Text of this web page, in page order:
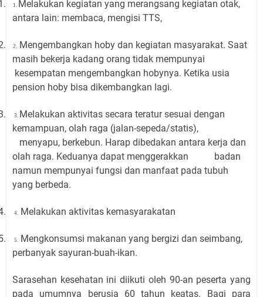
1. Melakukan kegiatan yang merangsang kegiatan otak,
antara lain: membaca, mengisi TTS,
2. Mengembangkan hoby dan kegiatan masyarakat. Saat
masih bekerja kadang orang tidak mempunyai
kesempatan mengembangkan hobynya. Ketika usia
pension hoby bisa dikembangkan lagi.
3. Melakukan aktivitas secara teratur sesuai dengan
kemampuan, olah raga (jalan-sepeda/statis),
menyapu, berkebun. Harap dibedakan antara kerja dan
olah raga. Keduanya dapat menggerakkan
badan
namun mempunyai fungsi dan manfaat pada tubuh
yang berbeda.
4. Melakukan aktivitas kemasyarakatan
5. Mengkonsumsi makanan yang bergizi dan seimbang,
perbanyak sayuran-buah-ikan.
Sarasehan kesehatan ini diikuti oleh 90-an peserta yang
pada umumnya berusia 60 tahun keatas. Bagi para